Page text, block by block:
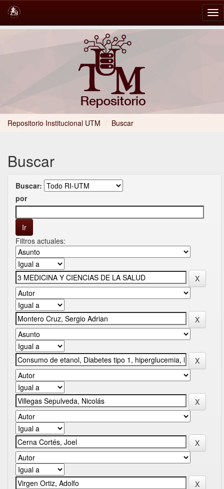
Repositorio Institucional UTM / Buscar
Buscar
Buscar:
por
Filtros actuales: